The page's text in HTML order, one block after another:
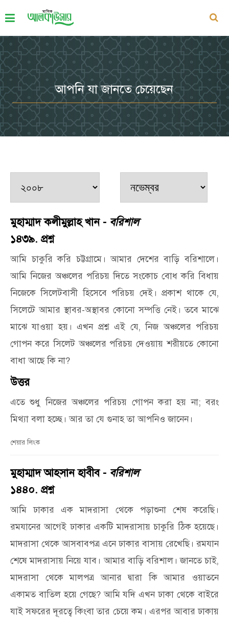
আপনি যা জানতে চেয়েছেন
মুহাম্মাদ কলীমুল্লাহ খান - বরিশাল
১৪৩৯. প্রশ্ন
আমি চাকুরি করি চট্টগ্রামে। আমার দেশের বাড়ি বরিশালে।
আমি নিজের অঞ্চলের পরিচয় দিতে সংকোচ বোধ করি বিধায়
নিজেকে সিলেটবাসী হিসেবে পরিচয় দেই। প্রকাশ থাকে যে,
সিলেটে আমার স্থাবর-অস্থাবর কোনো সম্পত্তি নেই। তবে মাঝে
মাঝে যাওয়া হয়। এখন প্রশ্ন এই যে, নিজ অঞ্চলের পরিচয়
গোপন করে সিলেট অঞ্চলের পরিচয় দেওয়ায় শরীয়তে কোনো
বাধা আছে কি না?
উত্তর
এতে শুধু নিজের অঞ্চলের পরিচয় গোপন করা হয় না; বরং
মিথ্যা বলা হচ্ছে। আর তা যে গুনাহ তা আপনিও জানেন।
শেয়ার লিংক
মুহাম্মাদ আহসান হাবীব - বরিশাল
১৪৪০. প্রশ্ন
আমি ঢাকার এক মাদরাসা থেকে পড়াশুনা শেষ করেছি।
রমযানের আগেই ঢাকার একটি মাদরাসায় চাকুরি ঠিক হয়েছে।
মাদরাসা থেকে আসবাবপত্র এনে ঢাকার বাসায় রেখেছি। রমযান
শেষে মাদরাসায় নিয়ে যাব। আমার বাড়ি বরিশাল। জানতে চাই,
মাদরাসা থেকে মালপত্র আনার দ্বারা কি আমার ওয়াতনে
একামত বাতিল হয়ে গেছে? আমি যদি এখন ঢাকা থেকে বাইরে
যাই সফরের দূরত্বে কিংবা তার চেয়ে কম। এরপর আবার ঢাকায়